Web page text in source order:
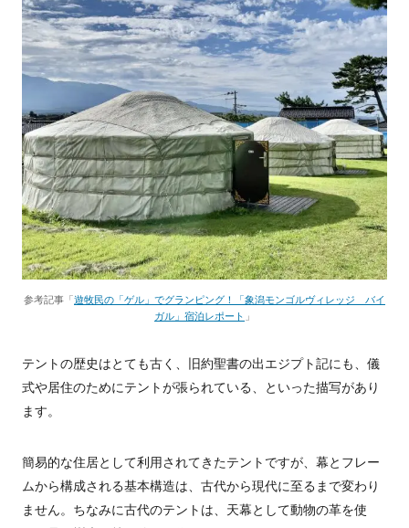
参考記事「 遊牧民の「ゲル」でグランピング！「象潟モンゴルヴィレッジ バイ
ガル」宿泊レポート 」
テントの歴史はとても古く、旧約聖書の出エジプト記にも、儀
式や居住のためにテントが張られている、といった描写があり
ます。
簡易的な住居として利用されてきたテントですが、幕とフレー
ムから構成される基本構造は、古代から現代に至るまで変わり
ません。ちなみに古代のテントは、天幕として動物の革を使